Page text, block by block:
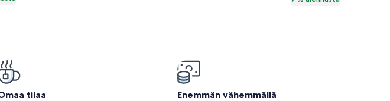
perushinnasta.
kuvagalleria
à
perushinnasta.
tilaa Enemmän vähemmällä